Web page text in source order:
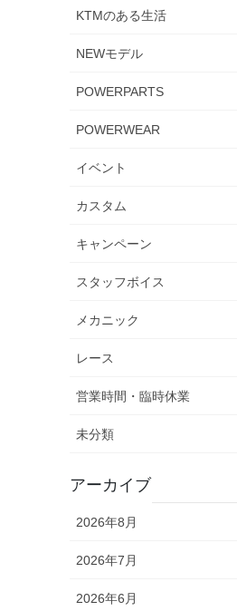
KTMのある生活
NEWモデル
POWERPARTS
POWERWEAR
イベント
カスタム
キャンペーン
スタッフボイス
メカニック
レース
営業時間・臨時休業
未分類
アーカイブ
2026年8月
2026年7月
2026年6月